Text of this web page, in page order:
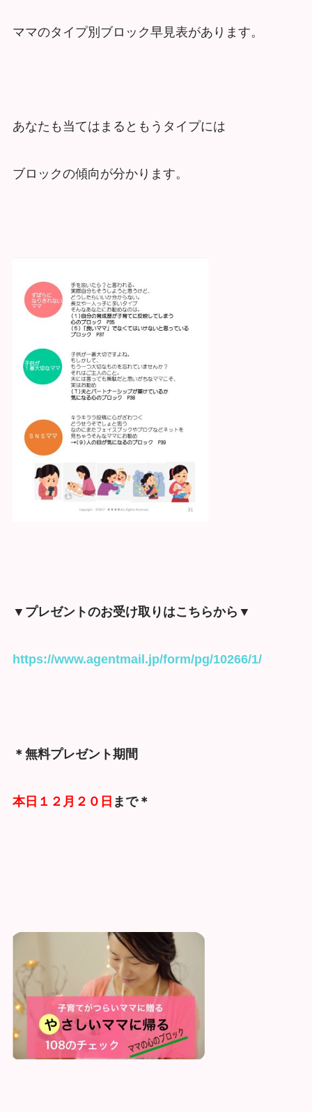
ママのタイプ別ブロック早見表があります。
あなたも当てはまるともうタイプには
ブロックの傾向が分かります。
▼プレゼントのお受け取りはこちらから▼
https://www.agentmail.jp/form/pg/10266/1/
＊無料プレゼント期間
本日１２月２０日 まで＊